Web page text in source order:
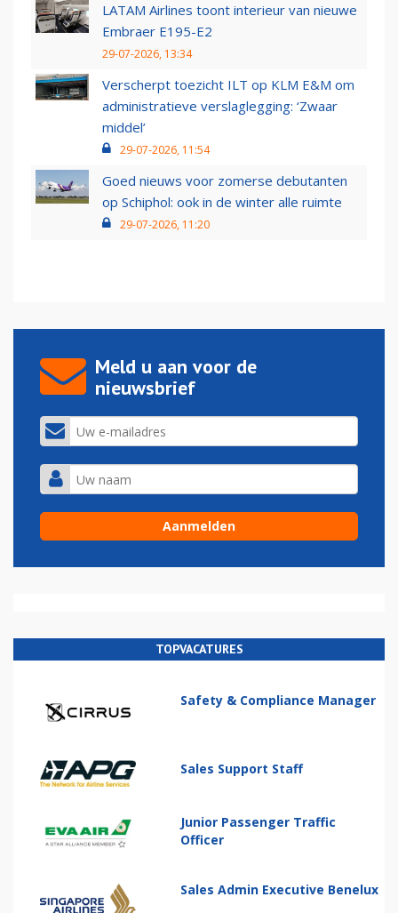
LATAM Airlines toont interieur van nieuwe
Embraer E195-E2
29-07-2026, 13:34
Verscherpt toezicht ILT op KLM E&M om
administratieve verslaglegging: ‘Zwaar
middel’
29-07-2026, 11:54
Goed nieuws voor zomerse debutanten
op Schiphol: ook in de winter alle ruimte
29-07-2026, 11:20
Meld u aan voor de
nieuwsbrief
TOPVACATURES
Safety & Compliance Manager
Sales Support Staff
Junior Passenger Traffic
Officer
Sales Admin Executive Benelux